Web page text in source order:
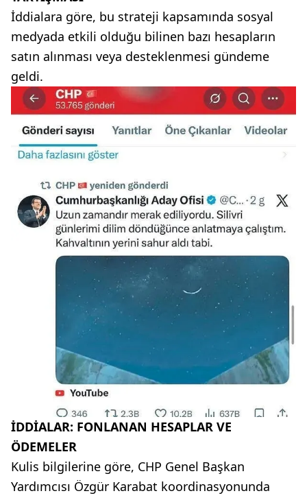
İddialara göre, bu strateji kapsamında sosyal
medyada etkili olduğu bilinen bazı hesapların
satın alınması veya desteklenmesi gündeme
geldi.
İDDİALAR: FONLANAN HESAPLAR VE
ÖDEMELER
Kulis bilgilerine göre, CHP Genel Başkan
Yardımcısı Özgür Karabat koordinasyonunda